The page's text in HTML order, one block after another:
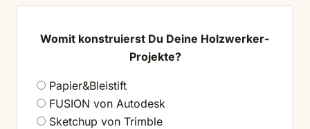
Womit konstruierst Du Deine Holzwerker-
Projekte?
Papier&Bleistift
FUSION von Autodesk
Sketchup von Trimble